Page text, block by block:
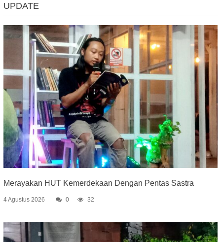
UPDATE
Merayakan HUT Kemerdekaan Dengan Pentas Sastra
4 Agustus 2026 0 32